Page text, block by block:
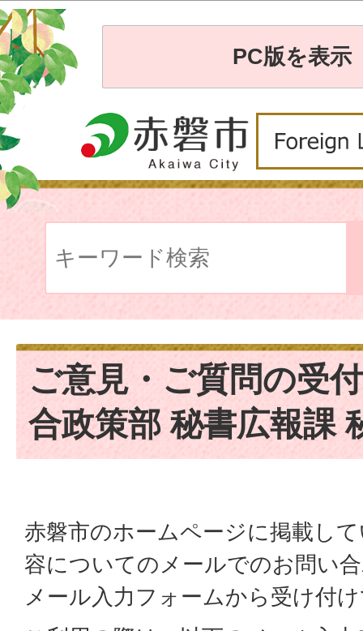
PC版を表示
ご意見・ご質問の受
合政策部 秘書広報課
赤磐市のホームページに掲載し
容についてのメールでのお問い
メール入力フォームから受け付